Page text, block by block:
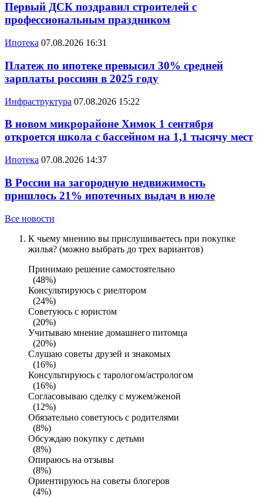
Первый ДСК поздравил строителей с
профессиональным праздником
Ипотека 07.08.2026 16:31
Платеж по ипотеке превысил 30% средней
зарплаты россиян в 2025 году
Инфраструктура 07.08.2026 15:22
В новом микрорайоне Химок 1 сентября
откроется школа с бассейном на 1,1 тысячу мест
Ипотека 07.08.2026 14:37
В России на загородную недвижимость
пришлось 21% ипотечных выдач в июле
Все новости
К чьему мнению вы прислушиваетесь при покупке
жилья? (можно выбрать до трех вариантов)
Принимаю решение самостоятельно
(48%)
Консультируюсь с риелтором
(24%)
Советуюсь с юристом
(20%)
Учитываю мнение домашнего питомца
(20%)
Слушаю советы друзей и знакомых
(16%)
Консультируюсь с тарологом/астрологом
(16%)
Согласовываю сделку с мужем/женой
(12%)
Обязательно советуюсь с родителями
(8%)
Обсуждаю покупку с детьми
(8%)
Опираюсь на отзывы
(8%)
Ориентируюсь на советы блогеров
(4%)